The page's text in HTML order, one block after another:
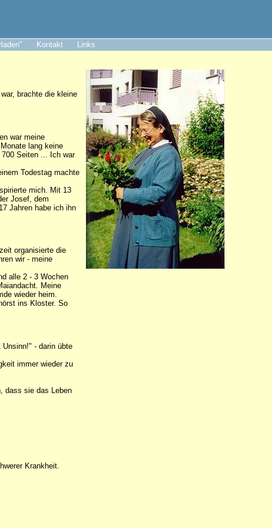
Kontakt Links
brachte die kleine
war meine
lang keine
Seiten ... Ich war
Todestag machte
mich. Mit 13
Josef, dem
Jahren habe ich ihn
organisierte die
wir - meine
alle 2 - 3 Wochen
Meine
wieder heim.
ins Kloster. So
- darin übte
immer wieder zu
dass sie das Leben
Krankheit.